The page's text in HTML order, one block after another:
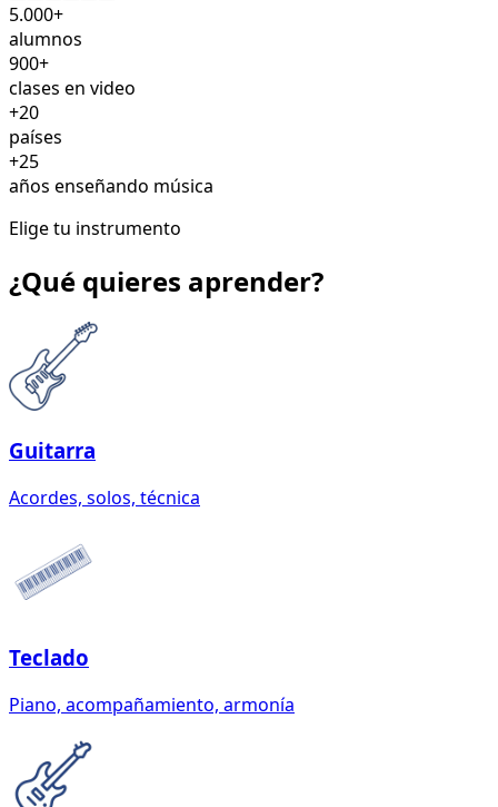
5.000+
alumnos
900+
clases en video
+20
países
+25
años enseñando música
Elige tu instrumento
¿Qué quieres aprender?
Guitarra
Acordes, solos, técnica
Teclado
Piano, acompañamiento, armonía